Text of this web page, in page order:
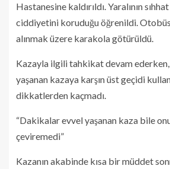
Hastanesine kaldırıldı. Yaralının
ciddiyetini koruduğu öğrenildi.
alınmak üzere karakola götürüldü.
Kazayla ilgili tahkikat devam ederken,
yaşanan kazaya karşın üst geçidi
dikkatlerden kaçmadı.
“Dakikalar evvel yaşanan kaza bile
çeviremedi”
Kazanın akabinde kısa bir müddet